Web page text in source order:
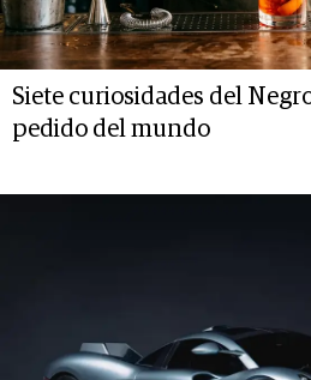
Siete curiosidades del
pedido del mundo